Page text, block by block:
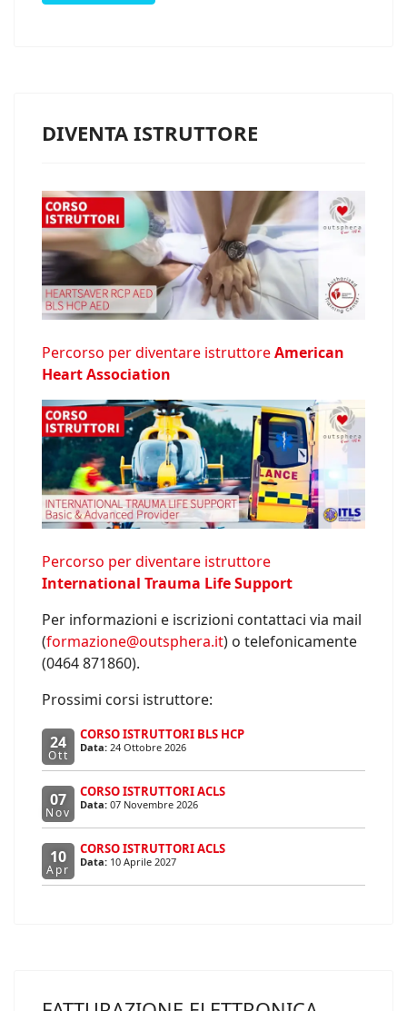
DIVENTA ISTRUTTORE
Percorso per diventare istruttoreAmerican
Heart Association
Percorso per diventare istruttore
International Trauma Life Support
Per informazioni e iscrizioni contattaci via mail
(formazione@outsphera.it) o telefonicamente
(0464 871860).
Prossimi corsi istruttore:
24
Ott
CORSO ISTRUTTORI BLS HCP
Data: 24 Ottobre 2026
07
Nov
CORSO ISTRUTTORI ACLS
Data: 07 Novembre 2026
10
Apr
CORSO ISTRUTTORI ACLS
Data: 10 Aprile 2027